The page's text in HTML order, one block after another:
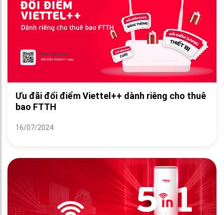
Ưu đãi đổi điểm Viettel++ dành riêng cho thuê
bao FTTH
16/07/2024